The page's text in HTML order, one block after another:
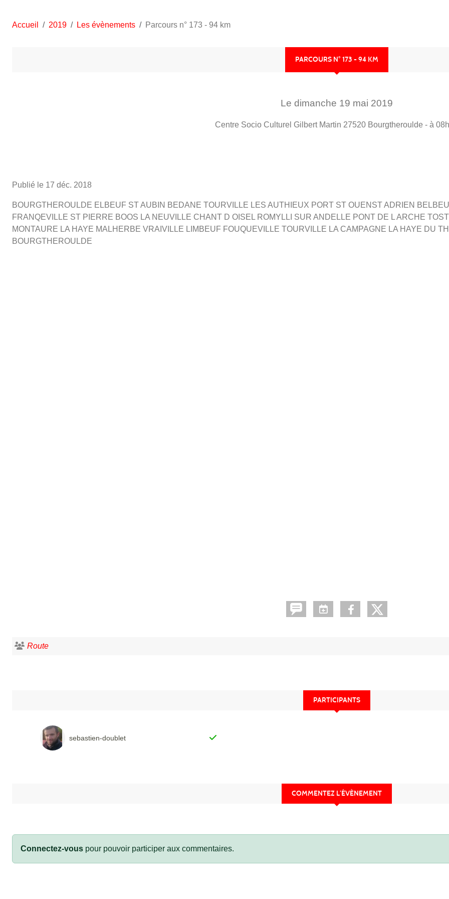
Accueil 2019 Les évènements Parcours n° 173 - 94 km
PARCOURS N° 173 - 94 KM
Le dimanche 19 mai 2019
Centre Socio Culturel Gilbert Martin 27520 Bourgtheroulde - à
Publié le 17 déc. 2018
BOURGTHEROULDE ELBEUF ST AUBIN BEDANE TOURVILLE LES AUTHIEUX PORT ST OUENST ADRIEN
FRANQEVILLE ST PIERRE BOOS LA NEUVILLE CHANT D OISEL ROMYLLI SUR ANDELLE PONT DE L ARCHE
MONTAURE LA HAYE MALHERBE VRAIVILLE LIMBEUF FOUQUEVILLE TOURVILLE LA CAMPAGNE LA HAYE DU
BOURGTHEROULDE
Route
PARTICIPANTS
sebastien-doublet
COMMENTEZ L’ÉVÈNEMENT
Connectez-vous pour pouvoir participer aux commentaires.